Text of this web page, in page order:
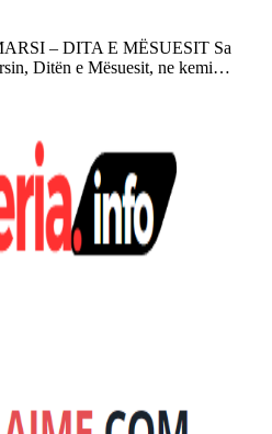
– DITA E MËSUESIT Sa
Ditën e Mësuesit, ne kemi…